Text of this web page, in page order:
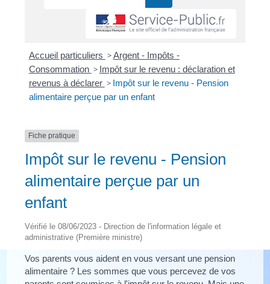
Accueil particuliers >Argent - Impôts -
Consommation > Impôt sur le revenu : déclaration et
revenus à déclarer > Impôt sur le revenu - Pension
alimentaire perçue par un enfant
Fiche pratique
Impôt sur le revenu - Pension
alimentaire perçue par un
enfant
Vérifié le 08/06/2023 - Direction de l'information légale et
administrative (Première ministre)
Vos parents vous aident en vous versant une pension
alimentaire ? Les sommes que vous percevez de vos